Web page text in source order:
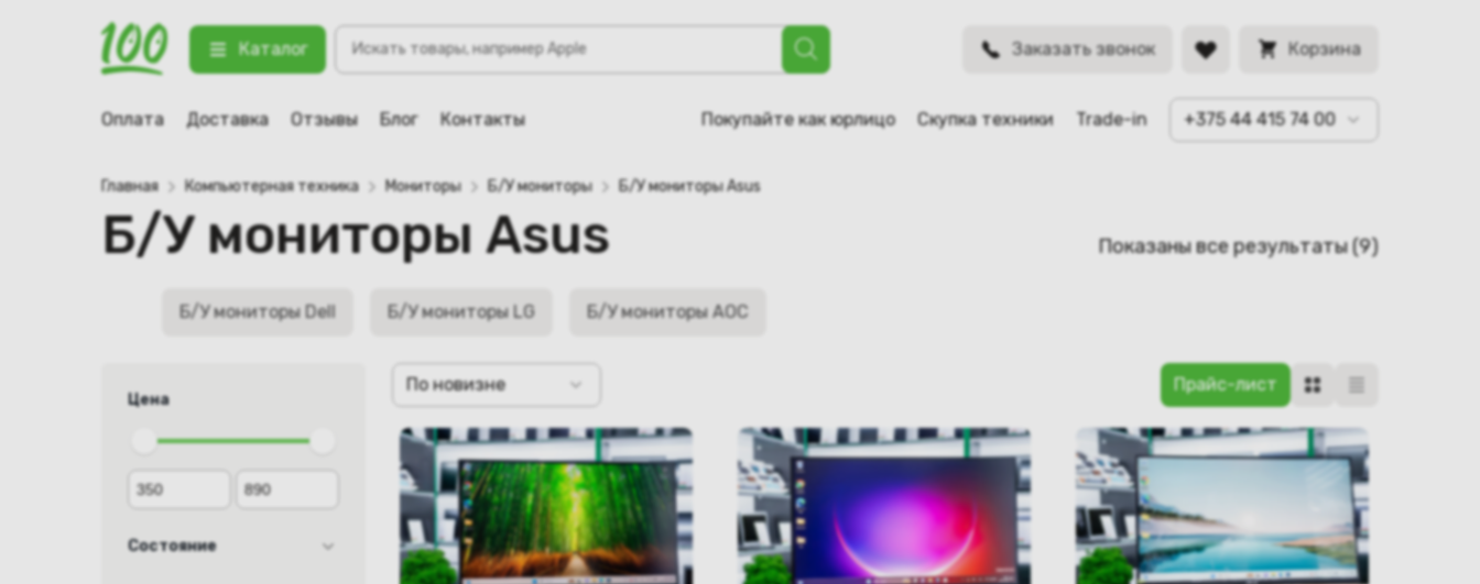
Каталог
товаров
Заказать звонок Корзина
Оплата Доставка Отзывы Блог Контакты Покупайте как юрлицо Скупка техники Trade-in +375 44 415 74 00
Главная Компьютерная техника Мониторы Б/У мониторы Б/У мониторы Asus
Б/У мониторы Asus Показаны все результаты (9)
Б/У мониторы Dell Б/У мониторы LG Б/У мониторы AOC
Цена
Состояние
По новизне